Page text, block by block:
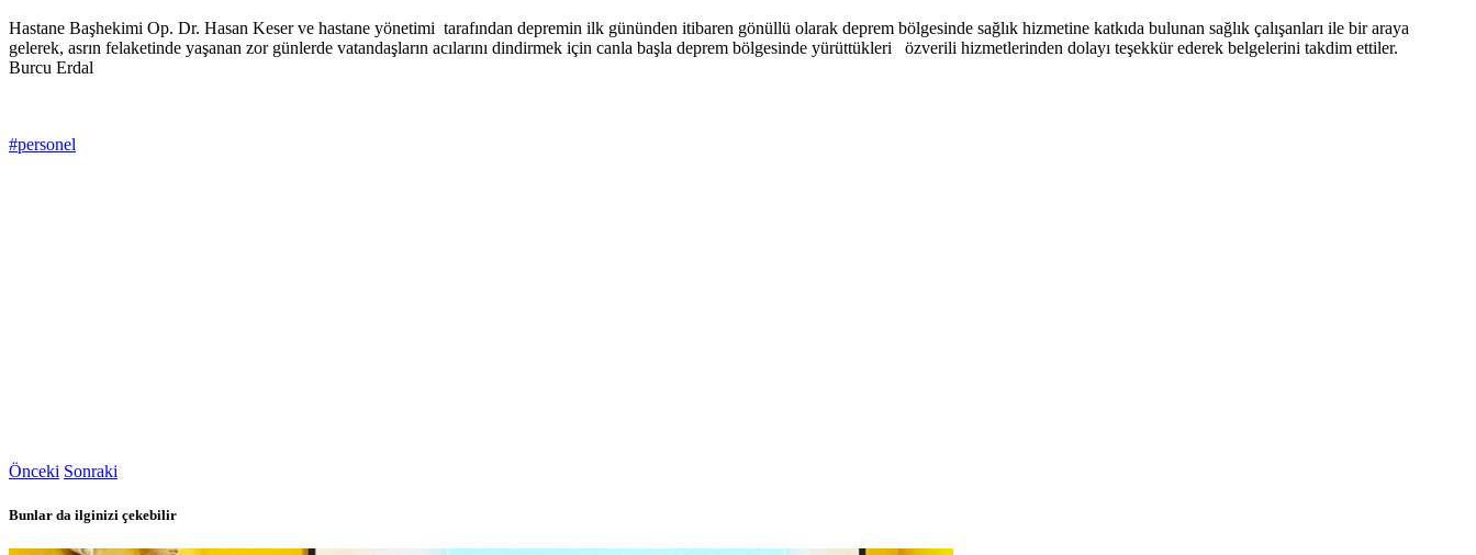
Hastane Başhekimi Op. Dr. Hasan Keser ve hastane yönetimi tarafından depremin ilk gününden itibaren gönüllü olarak deprem bölgesinde sağlık hizmetine katkıda bulunan sağlık çalışanları ile bir araya
gelerek, asrın felaketinde yaşanan zor günlerde vatandaşların acılarını dindirmek için canla başla deprem bölgesinde yürüttükleri özverili hizmetlerinden dolayı teşekkür ederek belgelerini takdim ettiler.
Burcu Erdal
#personel
Önceki Sonraki
Bunlar da ilginizi çekebilir